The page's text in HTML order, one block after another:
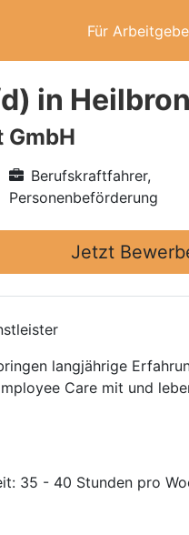
Für
in
GmbH
Berufskraftfahrer,
Personenbeförderung
Jetzt
langjährige
Care mit und
35 - 40 Stunden pro